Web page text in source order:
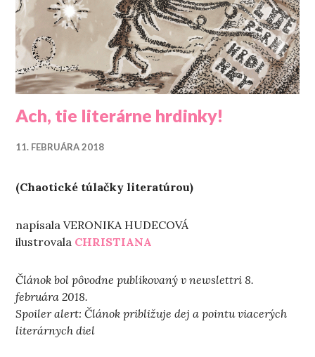
Ach, tie literárne hrdinky!
11. FEBRUÁRA 2018
(Chaotické túlačky literatúrou)
napísala VERONIKA HUDECOVÁ
ilustrovala CHRISTIANA
Článok bol pôvodne publikovaný v newslettri 8.
februára 2018.
Spoiler alert: Článok približuje dej a pointu viacerých
literárnych diel